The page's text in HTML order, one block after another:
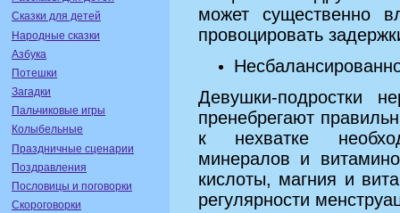
Сказки для детей
Народные сказки
Азбука
Потешки
Загадки
Пальчиковые игры
Колыбельные
Праздничные сценарии
Поздравления
Пословицы и поговорки
Скороговорки
может существенно
провоцировать
Девушки-подростки
пренебрегают
к нехватке
минералов и
кислоты, магния и
регулярности